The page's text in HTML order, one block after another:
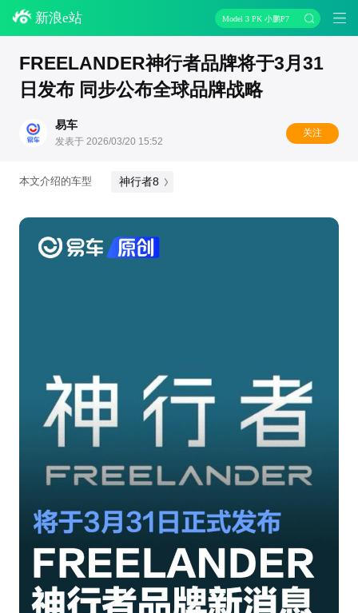
新浪e站 Model 3 PK 小鹏P7
FREELANDER神行者品牌将于3月31
日发布 同步公布全球品牌战略
易车
发表于 2026/03/20 15:52
关注
本文介绍的车型 神行者8